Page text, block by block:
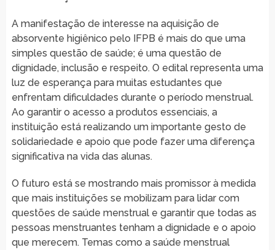
A manifestação de interesse na aquisição de
absorvente higiênico pelo IFPB é mais do que uma
simples questão de saúde; é uma questão de
dignidade, inclusão e respeito. O edital representa uma
luz de esperança para muitas estudantes que
enfrentam dificuldades durante o período menstrual.
Ao garantir o acesso a produtos essenciais, a
instituição está realizando um importante gesto de
solidariedade e apoio que pode fazer uma diferença
significativa na vida das alunas.
O futuro está se mostrando mais promissor à medida
que mais instituições se mobilizam para lidar com
questões de saúde menstrual e garantir que todas as
pessoas menstruantes tenham a dignidade e o apoio
que merecem. Temas como a saúde menstrual